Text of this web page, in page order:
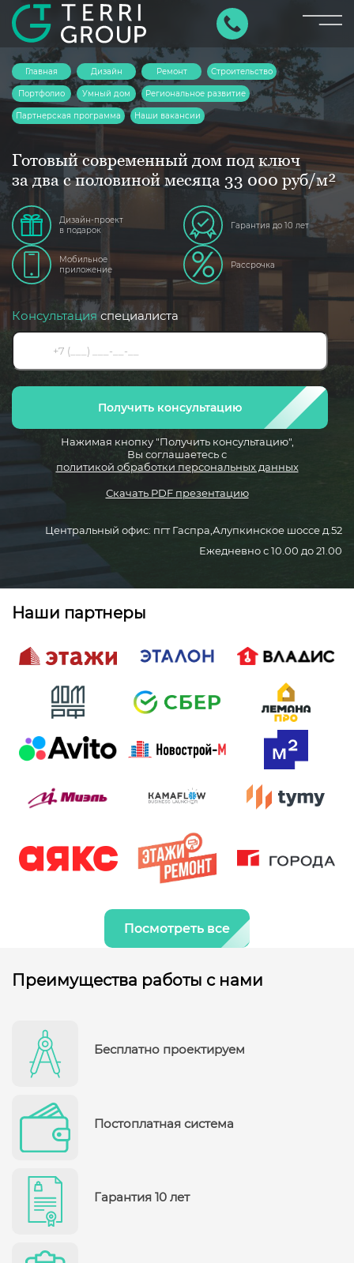
×
Главная Дизайн Ремонт Строительство
Портфолио Умный дом Региональное развитие
Партнерская программа Наши вакансии
Готовый современный дом под ключ
за два с половиной месяца 33 000 руб/м²
Дизайн-проект
в подарок
Гарантия до 10 лет
Мобильное
приложение
Рассрочка
Консультацияспециалиста
Получить консультацию
Нажимая кнопку "Получить консультацию",
Вы соглашаетесь с
политикой обработки персональных данных
Скачать PDF презентацию
Центральный офис: пгт Гаспра,Алупкинское шоссе д.52
Ежедневно с 10.00 до 21.00
Наши партнеры
Посмотреть все
Преимущества работы с нами
Бесплатно проектируем
Постоплатная система
Гарантия 10 лет